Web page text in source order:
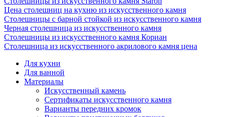
Цена столешниц на кухню из искусственного камня
Столешницы с барной стойкой из искусственного камня
Черная столешница из искусственного камня
Столешницы из искусственного камня Кориан
Столешница из искусственного акрилового камня цена
Для кухни
Для ванной
Материалы
Искусственный камень
Сертификаты искусственного камня
Варианты передних кромок